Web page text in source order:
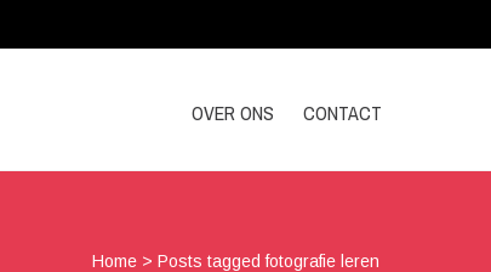
OVER ONS CONTACT
Home >Posts tagged fotografie leren